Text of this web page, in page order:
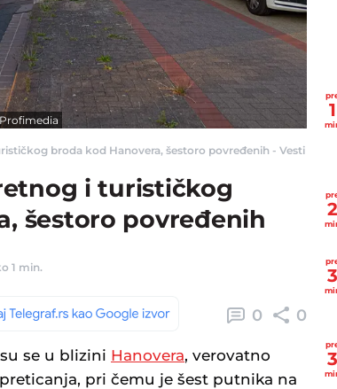
broda kod Hanovera, šestoro povređenih - Vesti -
i turističkog
šestoro povređenih
1 min.
0 0
se u blizini Hanovera, verovatno
pri čemu je šest putnika na
1
2
3
3